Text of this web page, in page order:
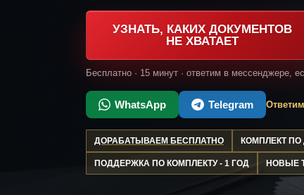
УЗНАТЬ, КАКИХ ДОКУМЕНТОВ
НЕ ХВАТАЕТ
Бесплатно · 15 минут · ответим в мессенджере,
WhatsApp Telegram
ДОРАБАТЫВАЕМ БЕСПЛАТНО КОМПЛЕКТ
ПОДДЕРЖКА ПО КОМПЛЕКТУ - 1 ГОД НОВЫЕ